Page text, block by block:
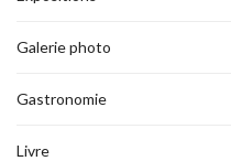
Galerie photo
Gastronomie
Livre